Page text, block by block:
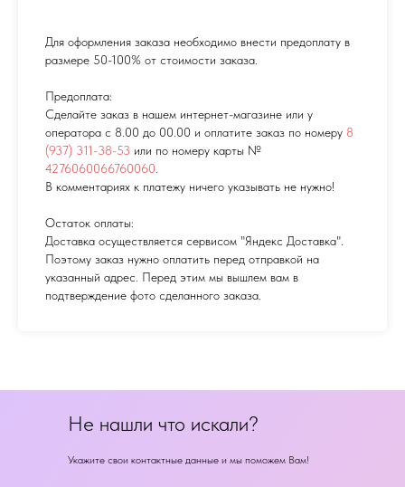
Для оформления заказа необходимо внести предоплату в
размере 50-100% от стоимости заказа.
Предоплата:
Сделайте заказ в нашем интернет-магазине или у
оператора с 8.00 до 00.00 и оплатите заказ по номеру 8
(937) 311-38-53 или по номеру карты №
4276060066760060
В комментариях к платежу ничего указывать не нужно!
Остаток оплаты:
Доставка осуществляется сервисом "Яндекс Доставка".
Поэтому заказ нужно оплатить перед отправкой на
указанный адрес. Перед этим мы вышлем вам в
подтверждение фото сделанного заказа.
Не нашли что искали?
Укажите свои контактные данные и мы поможем Вам!